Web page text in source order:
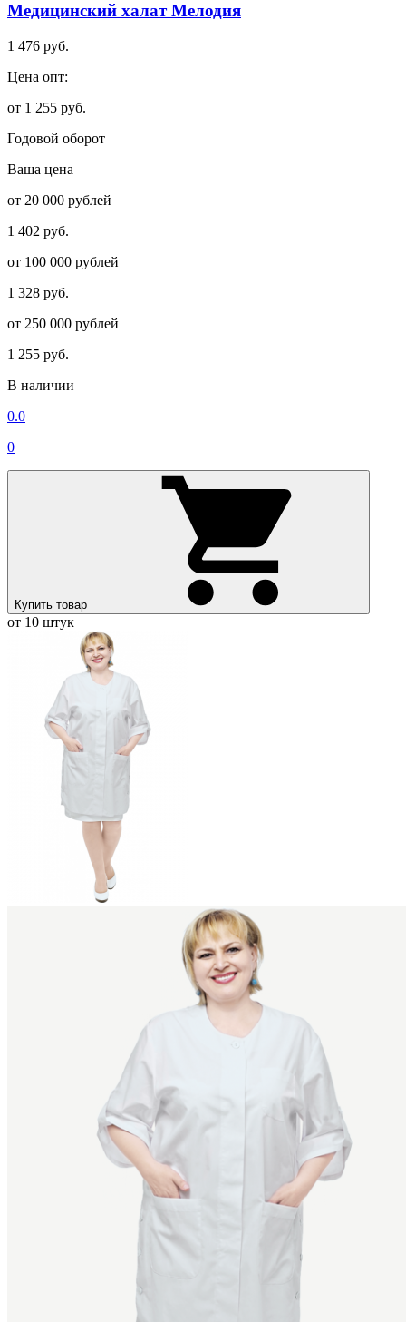
Медицинский халат Мелодия
1 476 руб.
Цена опт:
от 1 255 руб.
Годовой оборот
Ваша цена
от 20 000 рублей
1 402 руб.
от 100 000 рублей
1 328 руб.
от 250 000 рублей
1 255 руб.
В наличии
0.0
0
Купить товар
от 10 штук